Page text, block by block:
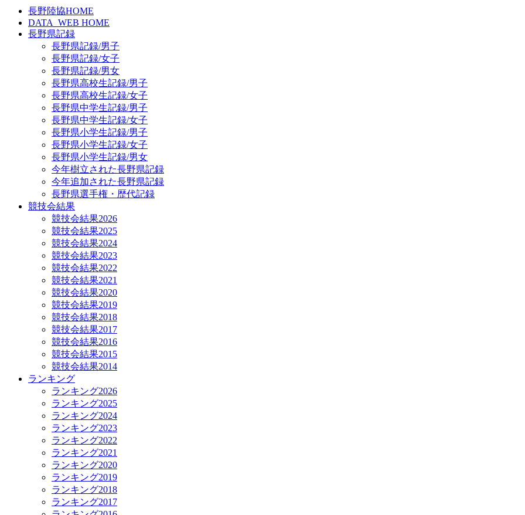
長野陸協HOME
DATA_WEB HOME
長野県記録
長野県記録/男子
長野県記録/女子
長野県記録/男女
長野県高校生記録/男子
長野県高校生記録/女子
長野県中学生記録/男子
長野県中学生記録/女子
長野県小学生記録/男子
長野県小学生記録/女子
長野県小学生記録/男女
今年樹立された長野県記録
今年追加された長野県記録
長野県選手権・歴代記録
競技会結果
競技会結果2026
競技会結果2025
競技会結果2024
競技会結果2023
競技会結果2022
競技会結果2021
競技会結果2020
競技会結果2019
競技会結果2018
競技会結果2017
競技会結果2016
競技会結果2015
競技会結果2014
ランキング
ランキング2026
ランキング2025
ランキング2024
ランキング2023
ランキング2022
ランキング2021
ランキング2020
ランキング2019
ランキング2018
ランキング2017